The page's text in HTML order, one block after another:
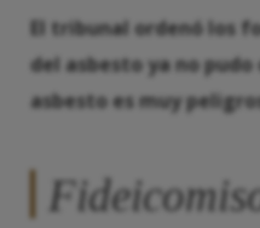
El tribunal ordenó los
del asbesto ya no
asbesto es muy